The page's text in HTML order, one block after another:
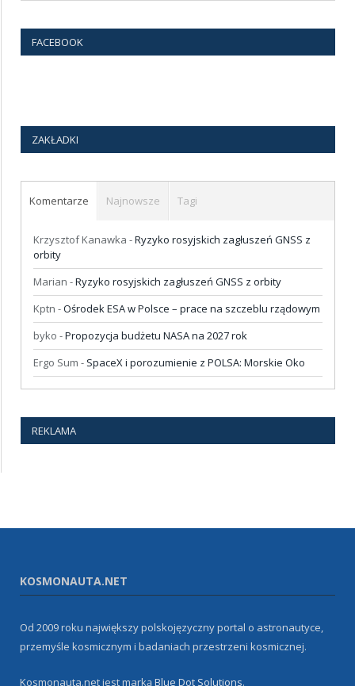
FACEBOOK
ZAKŁADKI
Komentarze Najnowsze Tagi
Krzysztof Kanawka -Ryzyko rosyjskich zagłuszeń GNSS z
orbity
Marian -Ryzyko rosyjskich zagłuszeń GNSS z orbity
Kptn -Ośrodek ESA w Polsce – prace na szczeblu rządowym
byko -Propozycja budżetu NASA na 2027 rok
Ergo Sum - SpaceX i porozumienie z POLSA: Morskie Oko
REKLAMA
KOSMONAUTA.NET
Od 2009 roku największy polskojęzyczny portal o astronautyce,
przemyśle kosmicznym i badaniach przestrzeni kosmicznej.
Kosmonauta.net jest markąBlue Dot Solutions.